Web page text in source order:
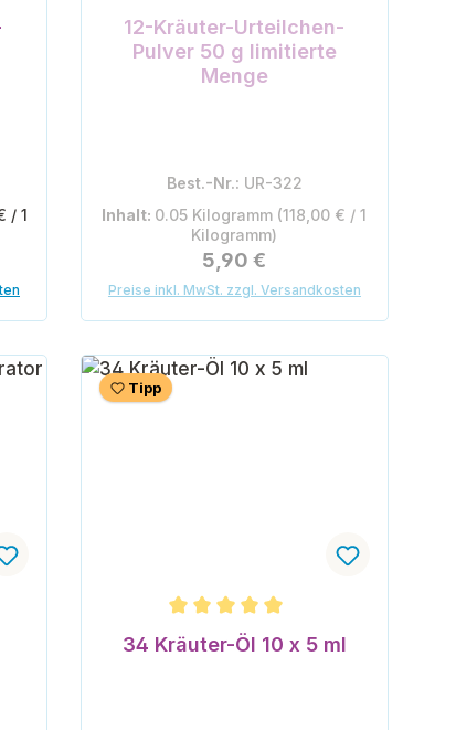
/ 1
12-Kräuter-Urteilchen-
Pulver 50 g limitierte
Menge
Best.-Nr.: UR-322
Inhalt: 0.05 Kilogramm (118,00 € / 1
Kilogramm)
Regulärer Preis:
5,90 €
Preise inkl. MwSt. zzgl. Versandkosten
Tipp
Durchschnittliche Bewertung von 5
34 Kräuter-Öl 10 x 5 ml